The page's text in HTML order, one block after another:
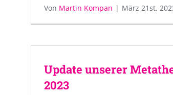
Von Martin Kompan | März 21st,
Update unserer
2023